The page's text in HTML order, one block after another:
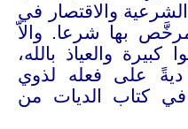
والاقتصار في
بها شرعا. والاّ
والعياذ بالله،
ديةً على فعله لذوي
في كتاب الديات من